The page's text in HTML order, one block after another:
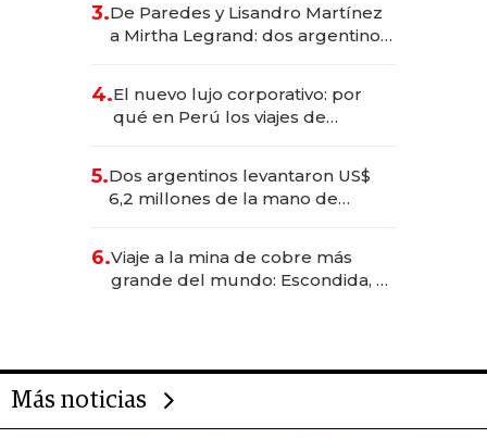
las marcas "fast premium"
3.De Paredes y Lisandro Martínez
a Mirtha Legrand: dos argentinos
4.El nuevo lujo corporativo: por
qué en Perú los viajes de
para convertirse en experiencias
transformadoras
5.Dos argentinos levantaron US$
6,2 millones de la mano de
6.Viaje a la mina de cobre más
grande del mundo: Escondida, el
Más noticias